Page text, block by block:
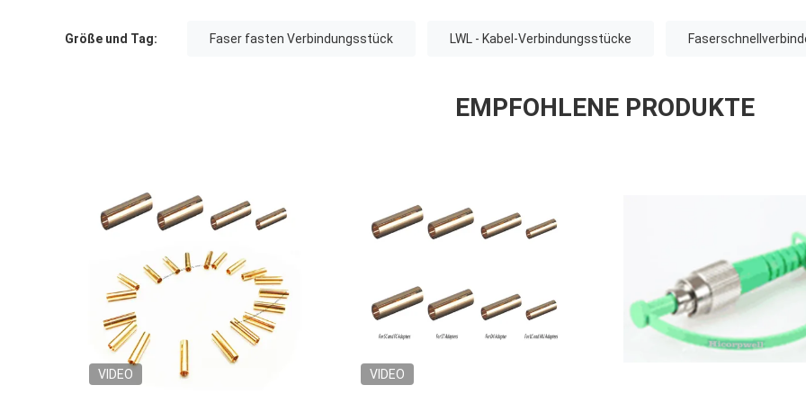
Größe und Tag: Faser fasten Verbindungsstück LWL - Kabel-Verbindungsstücke
EMPFOHLENE PRODUKTE
VIDEO VIDEO